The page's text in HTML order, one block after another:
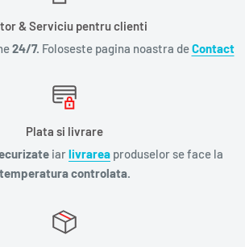
& Serviciu pentru clienti
24/7. Foloseste pagina noastra deContact
Plata si livrare
iarlivrarea produselor se face la
temperatura controlata.